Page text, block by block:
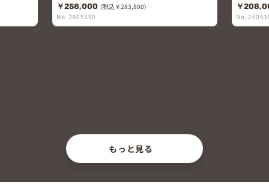
￥258,000 (税込￥283,800)
No. 2605390
￥
No.
もっと見る